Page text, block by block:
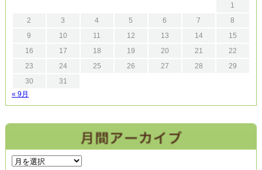
1
2
3 4 5 6 7
8
9
10 11 12 13 14
15
16
17 18 19 20 21
22
23
24 25 26 27 28
29
30
31
« 9月